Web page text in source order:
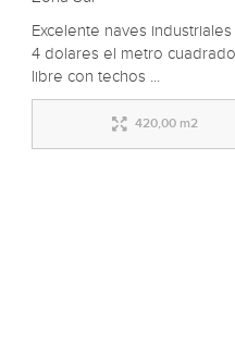
Excelente naves
4 dolares el metro
libre con techos ...
420,00 m2